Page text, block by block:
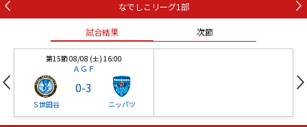
なでしこリーグ1部
試合結果 次節
第15節 08/08 (土) 16:00
ＡＧＦ
Ｓ世田谷
0-3
ニッパツ